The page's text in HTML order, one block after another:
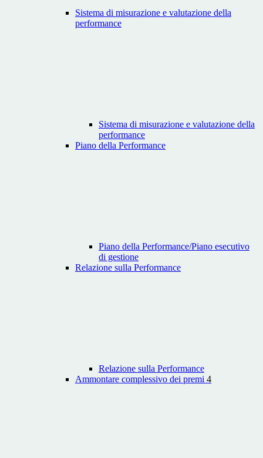
Sistema di misurazione e valutazione della
performance
Sistema di misurazione e valutazione della
performance
Piano della Performance
Piano della Performance/Piano esecutivo
di gestione
Relazione sulla Performance
Relazione sulla Performance
Ammontare complessivo dei premi 4